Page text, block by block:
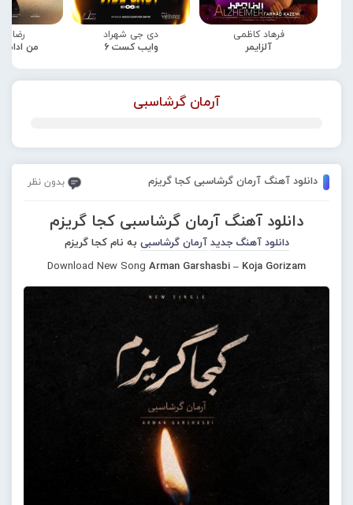
فرهاد کاظمی
آلزایمر
دی جی شهراد
وایب کست 6
رضا
من
آرمان گرشاسبی
دانلود آهنگ آرمان گرشاسبی کجا گریزم بدون نظر
دانلود آهنگ آرمان گرشاسبی کجا گریزم
دانلود آهنگ جدید آرمان گرشاسبی به نام کجا گریزم
Download New Song Arman Garshasbi – Koja Gorizam